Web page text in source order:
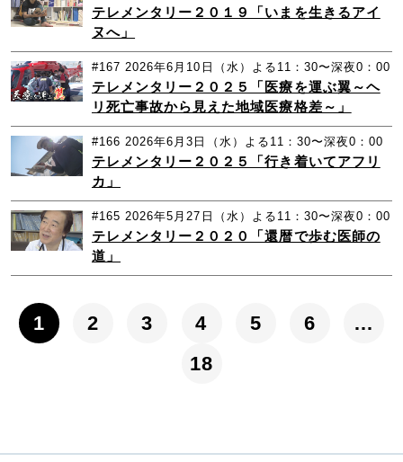
テレメンタリー２０１９「いまを生きるアイ
ヌへ」
#167 2026年6月10日（水）よる11：30〜深夜0：00
テレメンタリー２０２５「医療を運ぶ翼～ヘ
リ死亡事故から見えた地域医療格差～」
#166 2026年6月3日（水）よる11：30〜深夜0：00
テレメンタリー２０２５「行き着いてアフリ
カ」
#165 2026年5月27日（水）よる11：30〜深夜0：00
テレメンタリー２０２０「還暦で歩む医師の
道」
1 2 3 4 5 6
…
18